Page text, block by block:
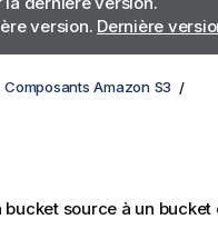
version. Dernière
Composants Amazon S3
source à un bucket